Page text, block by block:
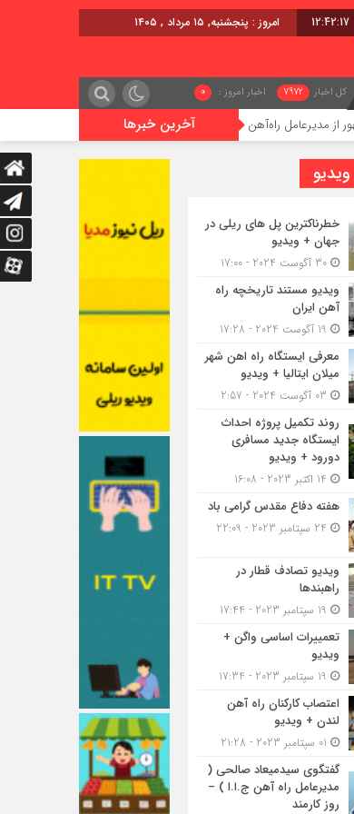
12:42:18 امروز : پنجشنبه, ۱۵ مرداد , ۱۴۰۵
کل اخبار 7972 اخبار امروز : 0
آخرین خبرها راه‌آهن اعزام قطار فوق‌العاده کرمان – خرمشهر
خطرناکترین پل های ریلی در
جهان + ویدیو
ویدیو مستند تاریخچه راه
آهن ایران
معرفی ایستگاه راه اهن شهر
میلان ایتالیا + ویدیو
روند تکمیل پروژه احداث
ایستگاه جدید مسافری
دورود + ویدیو
هفته دفاع مقدس گرامی باد
ویدیو تصادف قطار در
راهبندها
تعمییرات اساسی واگن +
ویدیو
اعتصاب کارکنان راه آهن
لندن + ویدیو
گفتگوی سیدمیعاد صالحی (
مدیرعامل راه آهن ج.ا.ا ) –
روز کارمند